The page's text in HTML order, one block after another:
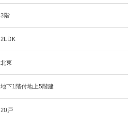
3階
2LDK
北東
地下1階付地上5階建
20戸